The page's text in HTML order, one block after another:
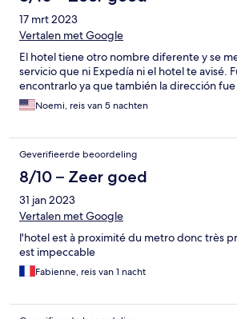
17 mrt 2023
Vertalen met Google
El hotel tiene otro nombre diferente y se
servicio que ni Expedía ni el hotel te avisé.
encontrarlo ya que también la dirección
Noemi, reis van 5 nachten
Geverifieerde beoordeling
8/10 – Zeer goed
31 jan 2023
Vertalen met Google
l'hotel est à proximité du metro donc très
est impeccable
Fabienne, reis van 1 nacht